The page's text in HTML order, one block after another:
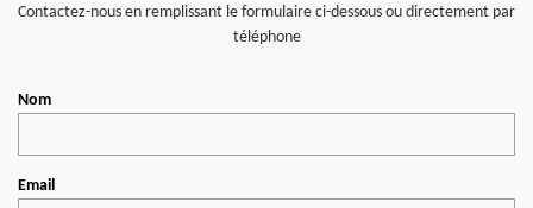
Contactez-nous en remplissant le formulaire ci-dessous ou directement par
téléphone
Nom
Email